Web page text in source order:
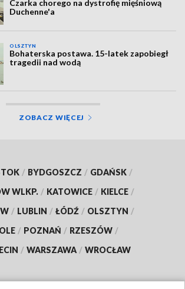
Czarka chorego na dystrofię mięśniową
Duchenne'a
OLSZTYN
Bohaterska postawa. 15-latek zapobiegł
tragedii nad wodą
ZOBACZ WIĘCEJ
/ BYDGOSZCZ / GDAŃSK /
WLKP. / KATOWICE / KIELCE /
/ LUBLIN / ŁÓDŹ / OLSZTYN /
/ POZNAŃ / RZESZÓW /
/ WARSZAWA / WROCŁAW